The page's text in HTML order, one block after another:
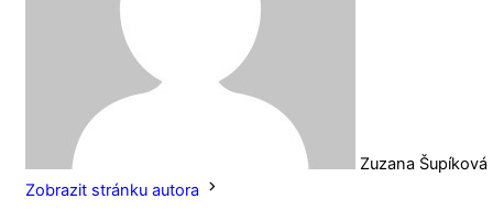
Zuzana Šupíková
Zobrazit stránku autora